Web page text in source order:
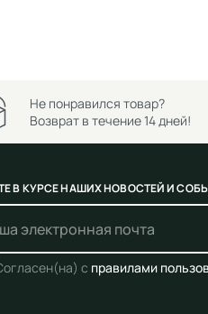
Не понравился товар?
Возврат в течение 14 дней!
В КУРСЕ НАШИХ НОВОСТЕЙ И
с правилами